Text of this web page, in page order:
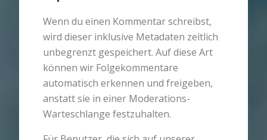
Wenn du einen Kommentar schreibst,
wird dieser inklusive Metadaten zeitlich
unbegrenzt gespeichert. Auf diese Art
können wir Folgekommentare
automatisch erkennen und freigeben,
anstatt sie in einer Moderations-
Warteschlange festzuhalten.